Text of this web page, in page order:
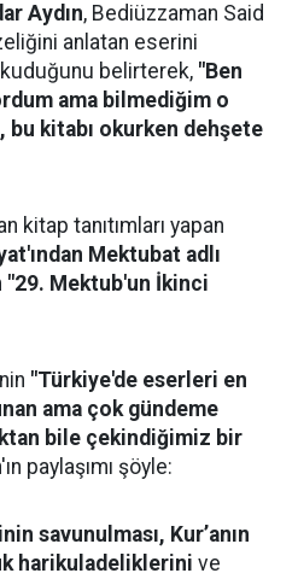
Aydın, Bediüzzaman Said
anlatan eserini
belirterek, "Ben
ama bilmediğim o
bu kitabı okurken dehşete
kitap tanıtımları yapan
Mektubat adlı
"29. Mektub'un İkinci
"Türkiye'de eserleri en
ama çok gündeme
bile çekindiğimiz bir
paylaşımı şöyle:
savunulması, Kur’anın
harikuladeliklerini ve